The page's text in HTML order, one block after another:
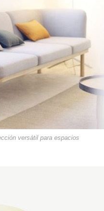
versátil para espacios